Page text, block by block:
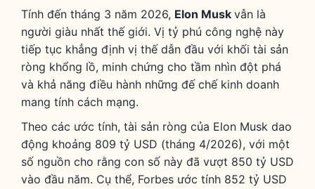
Tính đến tháng 3 năm 2026, Elon Musk vẫn là
người giàu nhất thế giới. Vị tỷ phú công nghệ này
tiếp tục khẳng định vị thế dẫn đầu với khối tài sản
ròng khổng lồ, minh chứng cho tầm nhìn đột phá
và khả năng điều hành những đế chế kinh doanh
mang tính cách mạng.
Theo các ước tính, tài sản ròng của Elon Musk dao
động khoảng 809 tỷ USD (tháng 4/2026), với một
số nguồn cho rằng con số này đã vượt 850 tỷ USD
vào đầu năm. Cụ thể, Forbes ước tính 852 tỷ USD